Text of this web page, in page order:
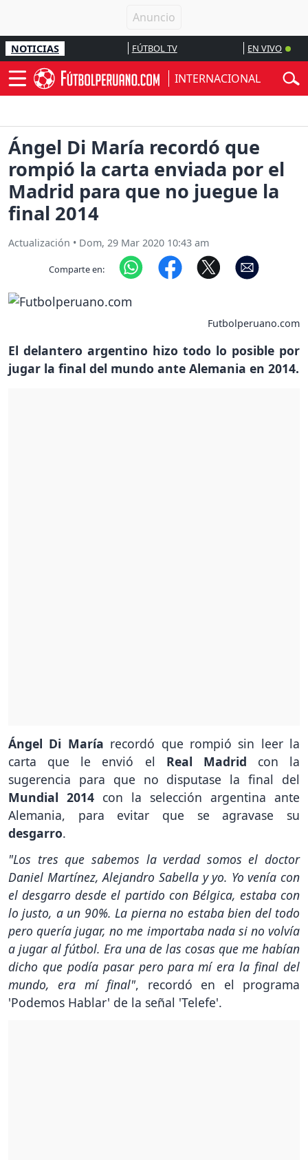
NOTICIAS FÚTBOL TV EN VIVO
INTERNACIONAL
Ángel Di María recordó que
rompió la carta enviada por el
Madrid para que no juegue la
final 2014
Actualización • Dom, 29 Mar 2020 10:43 am
Comparte en:
Futbolperuano.com
El delantero argentino hizo todo lo posible por
jugar la final del mundo ante Alemania en 2014.
Ángel Di María recordó que rompió sin leer la
carta que le envió el Real Madrid con la
sugerencia para que no disputase la final del
Mundial 2014 con la selección argentina ante
Alemania, para evitar que se agravase su
desgarro.
"Los tres que sabemos la verdad somos el doctor
Daniel Martínez, Alejandro Sabella y yo. Yo venía con
el desgarro desde el partido con Bélgica, estaba con
lo justo, a un 90%. La pierna no estaba bien del todo
pero quería jugar, no me importaba nada si no volvía
a jugar al fútbol. Era una de las cosas que me habían
dicho que podía pasar pero para mí era la final del
mundo, era mí final", recordó en el programa
'Podemos Hablar' de la señal 'Telefe'.